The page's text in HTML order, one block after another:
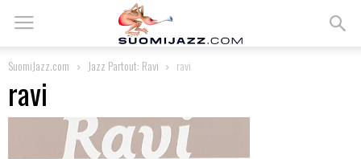
SuomiJazz.com Jazz Partout: Ravi ravi
ravi